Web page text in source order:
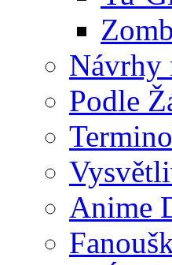
Návrhy
Podle
Anime